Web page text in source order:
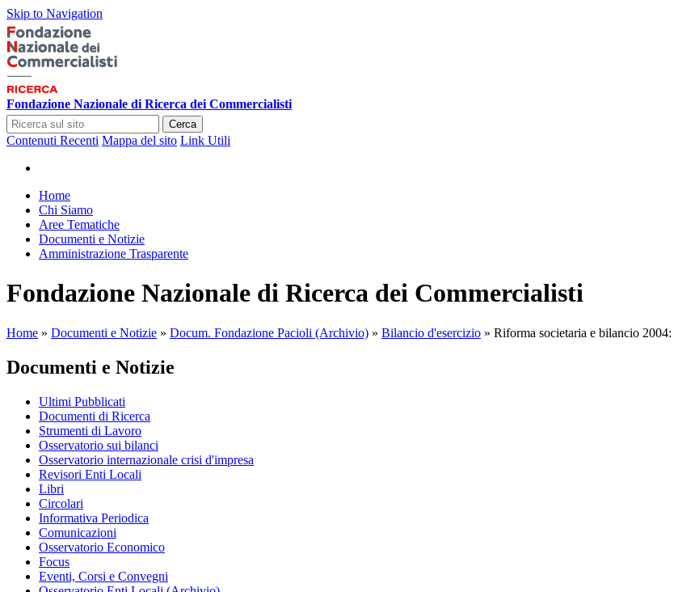
Skip to Navigation
Fondazione Nazionale di Ricerca dei Commercialisti
Cerca
Contenuti Recenti Mappa del sito Link Utili
Home
Chi Siamo
Aree Tematiche
Documenti e Notizie
Amministrazione Trasparente
Fondazione Nazionale di Ricerca dei Commercialisti
Home » Documenti e Notizie » Docum. Fondazione Pacioli (Archivio) » Bilancio d'esercizio » Riforma societaria e bilancio
Documenti e Notizie
Ultimi Pubblicati
Documenti di Ricerca
Strumenti di Lavoro
Osservatorio sui bilanci
Osservatorio internazionale crisi d'impresa
Revisori Enti Locali
Libri
Circolari
Informativa Periodica
Comunicazioni
Osservatorio Economico
Focus
Eventi, Corsi e Convegni